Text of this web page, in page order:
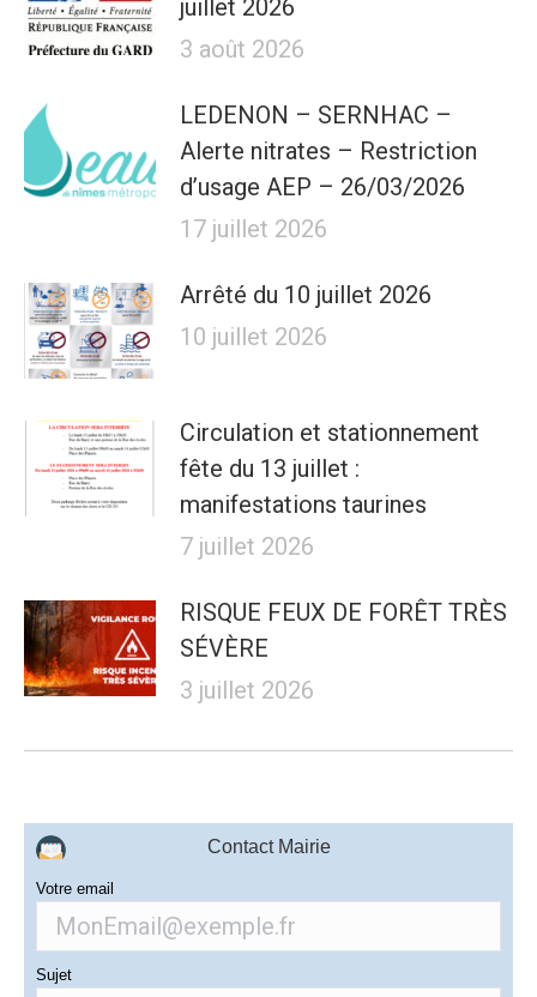
juillet 2026
3 août 2026
LEDENON – SERNHAC –
Alerte nitrates – Restriction
d’usage AEP – 26/03/2026
17 juillet 2026
Arrêté du 10 juillet 2026
10 juillet 2026
Circulation et stationnement
fête du 13 juillet :
manifestations taurines
7 juillet 2026
RISQUE FEUX DE FORÊT TRÈS
SÉVÈRE
3 juillet 2026
Contact Mairie
Votre email
Sujet